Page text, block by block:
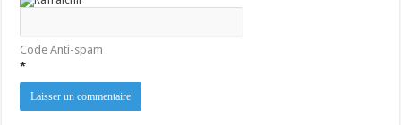
Code Anti-spam
*